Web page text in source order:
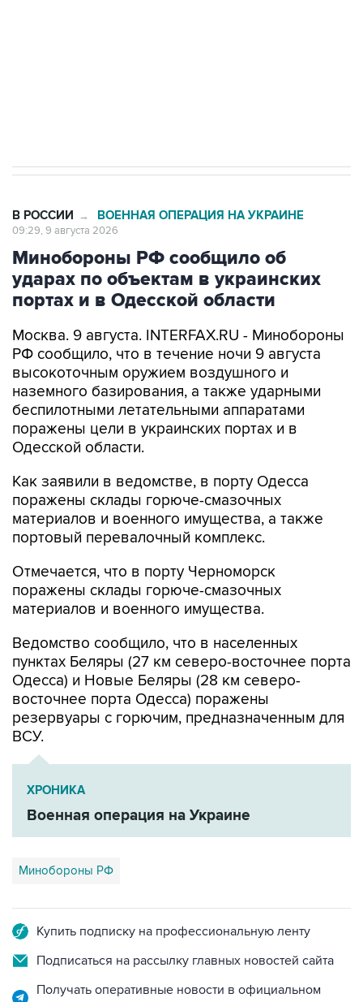
В РОССИИ → ВОЕННАЯ ОПЕРАЦИЯ НА УКРАИНЕ
09:29, 9 августа 2026
Минобороны РФ сообщило об
ударах по объектам в украинских
портах и в Одесской области
Москва. 9 августа. INTERFAX.RU - Минобороны
РФ сообщило, что в течение ночи 9 августа
высокоточным оружием воздушного и
наземного базирования, а также ударными
беспилотными летательными аппаратами
поражены цели в украинских портах и в
Одесской области.
Как заявили в ведомстве, в порту Одесса
поражены склады горюче-смазочных
материалов и военного имущества, а также
портовый перевалочный комплекс.
Отмечается, что в порту Черноморск
поражены склады горюче-смазочных
материалов и военного имущества.
Ведомство сообщило, что в населенных
пунктах Беляры (27 км северо-восточнее порта
Одесса) и Новые Беляры (28 км северо-
восточнее порта Одесса) поражены
резервуары с горючим, предназначенным для
ВСУ.
ХРОНИКА
Военная операция на Украине
Минобороны РФ
Купить подписку на профессиональную ленту
Подписаться на рассылку главных новостей сайта
Получать оперативные новости в официальном